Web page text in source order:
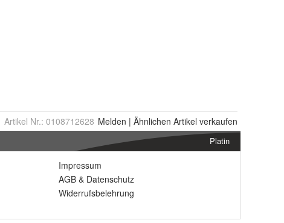
Artikel Nr.: 0108712628 Melden | Ähnlichen Artikel verkaufen
Platin
Impressum
AGB & Datenschutz
Widerrufsbelehrung